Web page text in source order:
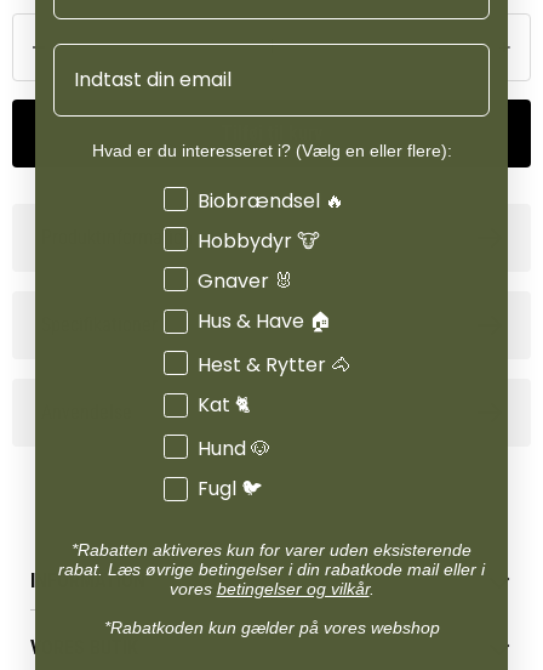
med fibrene for en ”slow release” energikilde. Foderet er uden
andre fiberkilder som halm, grøn høstet havre mv. og indeholder
ingen konserveringsmidler. Strukturen er blød, hvilket generelt er
kendetegnende for Dengie’s lucerner.
Produktinformation
INFORMATION
Betingelser & vilkår
Reklamations- & fortrydelsesret
VORES BUTIK
Email
Hvad er du interesseret i? (Vælg en eller flere):
Interesser
Biobrændsel 🔥
Hobbydyr 🐮
Gnaver 🐰
Hus & Have 🏠
Hest & Rytter 🐴
Kat 🐈
Hund 🐶
Fugl 🐦
*Rabatten aktiveres kun for varer uden eksisterende
rabat. Læs øvrige betingelser i din rabatkode mail eller i
vores betingelser og vilkår.
*Rabatkoden kun gælder på vores webshop